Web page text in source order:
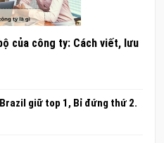
của công ty: Cách viết, lưu
giữ top 1, Bỉ đứng thứ 2.